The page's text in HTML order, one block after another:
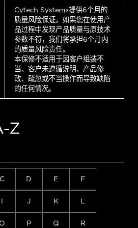
Cytech Systems提供6个月的
质量风险保证。如果您在使用产
品过程中发现产品质量与原技术
参数不符，我们将承担6个月内
的质量风险责任。
本保修不适用于因客户组装不
当、客户未遵循说明、产品修
改、疏忽或不当操作而导致缺陷
的任何情况。
Z
C D E F
I J K L
O P Q R